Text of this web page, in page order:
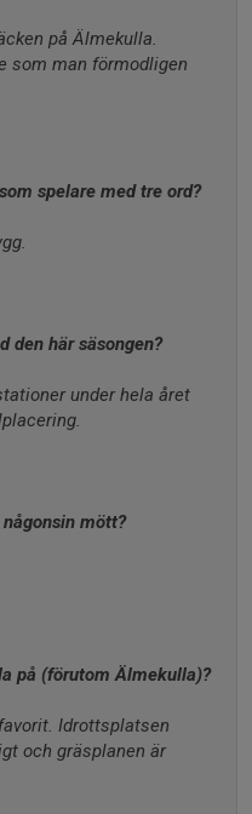
på Älmekulla.
som man förmodligen
spelare med tre ord?
den här säsongen?
under hela året
mött?
på (förutom Älmekulla)?
Idrottsplatsen
och gräsplanen är